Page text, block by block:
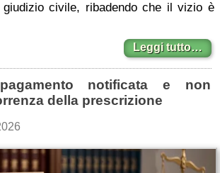
giudizio civile, ribadendo che il vizio è
Leggi tutto…
notificata e non
della prescrizione